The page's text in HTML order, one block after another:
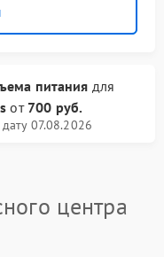
питания для
от 700 руб.
07.08.2026
центра